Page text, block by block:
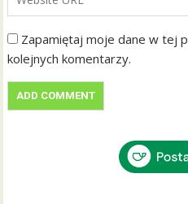
Zapamiętaj moje dane w tej
kolejnych komentarzy.